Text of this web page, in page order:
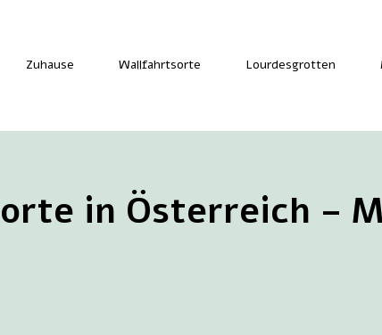
Zuhause Wallfahrtsorte Lourdesgrotten
in Österreich –